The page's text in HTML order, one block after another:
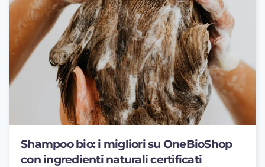
Shampoo bio: i migliori su OneBioShop
con ingredienti naturali certificati